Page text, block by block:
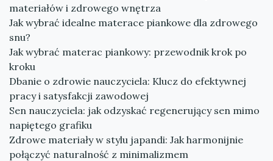
materiałów i zdrowego wnętrza
Jak wybrać idealne materace piankowe dla zdrowego
snu?
Jak wybrać materac piankowy: przewodnik krok po
kroku
Dbanie o zdrowie nauczyciela: Klucz do efektywnej
pracy i satysfakcji zawodowej
Sen nauczyciela: jak odzyskać regenerujący sen mimo
napiętego grafiku
Zdrowe materiały w stylu japandi: Jak harmonijnie
połączyć naturalność z minimalizmem